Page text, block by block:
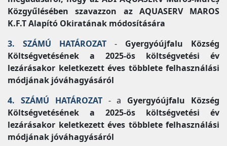
Közgyűlésében szavazzon az AQUASERV MAROS
K.F.T Alapító Okiratának módosítására
3. SZÁMÚ HATÁROZAT - Gyergyóújfalu Község
Költségvetésének a 2025-ös költségvetési év
lezárásakor keletkezett éves többlete felhasználási
módjának jóváhagyásáról
4. SZÁMÚ HATÁROZAT- a Gyergyóújfalu Község
Költségvetésének a 2025-ös költségvetési év
lezárásakor keletkezett éves többlete felhasználási
módjának jóváhagyásáról